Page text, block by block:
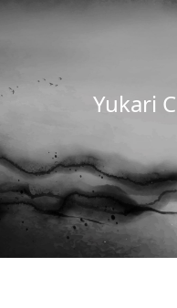
Yukari